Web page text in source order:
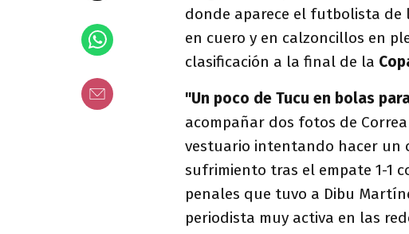
donde aparece el futbolista de
en cuero y en calzoncillos en
clasificación a la final de la
"Un poco de Tucu en bolas
acompañar dos fotos de
vestuario intentando hacer un
sufrimiento tras el empate 1-1
penales que tuvo a Dibu
periodista muy activa en las